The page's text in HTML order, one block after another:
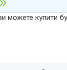
можете купити